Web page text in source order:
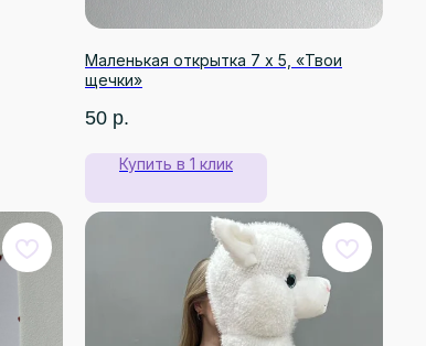
Маленькая открытка 7 х 5, «Твои
щечки»
50 р.
Купить в 1 клик